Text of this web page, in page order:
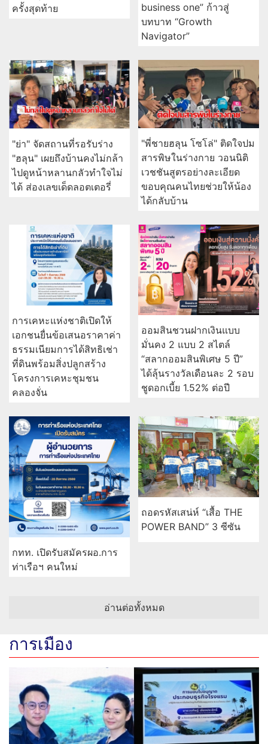
ครั้งสุดท้าย
business one” ก้าวสู่
บทบาท “Growth
Navigator”
"ย่า" จัดสถานที่รอรับร่าง
"ฮลุน" เผยถึงบ้านคงไม่กล้า
ไปดูหน้าหลานกลัวทำใจไม่
ได้ ส่องเลขเด็ดลอตเตอรี่
"พี่ชายฮลุน โซโล่" ติดใจปม
สารพิษในร่างกาย วอนนิติ
เวชชันสูตรอย่างละเอียด
ขอบคุณคนไทยช่วยให้น้อง
ได้กลับบ้าน
การเคหะแห่งชาติเปิดให้
เอกชนยื่นข้อเสนอราคาค่า
ธรรมเนียมการได้สิทธิเช่า
ที่ดินพร้อมสิ่งปลูกสร้าง
โครงการเคหะชุมชน
คลองจั่น
ออมสินชวนฝากเงินแบบ
มั่นคง 2 แบบ 2 สไตล์
“สลากออมสินพิเศษ 5 ปี”
ได้ลุ้นรางวัลเดือนละ 2 รอบ
ชูดอกเบี้ย 1.52% ต่อปี
กทท. เปิดรับสมัครผอ.การ
ท่าเรือฯ คนใหม่
ถอดรหัสเสน่ห์ “เสื้อ THE
POWER BAND” 3 ซีซัน
อ่านต่อทั้งหมด
การเมือง